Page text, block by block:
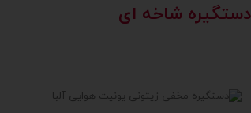
دستگیره شاخه ای